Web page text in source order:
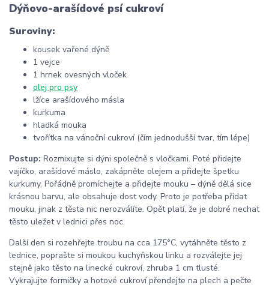
Dýňovo-arašídové psí cukroví
Suroviny:
kousek vařené dýně
1 vejce
1 hrnek ovesných vloček
olej pro psy
lžíce arašídového másla
kurkuma
hladká mouka
tvořítka na vánoční cukroví (čím jednodušší tvar, tím lépe)
Postup: Rozmixujte si dýni společně s vločkami. Poté přidejte
vajíčko, arašídové máslo, zakápněte olejem a přidejte špetku
kurkumy. Pořádně promíchejte a přidejte mouku – dýně dělá sice
krásnou barvu, ale obsahuje dost vody. Proto je potřeba přidat
mouku, jinak z těsta nic nerozválíte. Opět platí, že je dobré nechat
těsto uležet v lednici přes noc.
Další den si rozehřejte troubu na cca 175°C, vytáhněte těsto z
lednice, poprašte si moukou kuchyňskou linku a rozválejte jej
stejně jako těsto na linecké cukroví, zhruba 1 cm tlusté.
Vykrajujte formičky a hotové cukroví přendejte na plech a pečte